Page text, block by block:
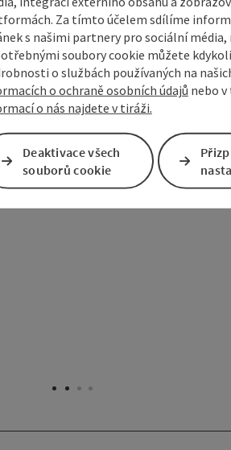
©
otevřít copyright
Dobrodružný
šumavském parku
Za tímto účelem sdílíme
s našimi partnery pro sociální média,
soubory cookie můžete
o službách používaných na
o ochraně osobních údajů nebo
o nás najdete v tiráži.
Deaktivace všech
souborů cookie